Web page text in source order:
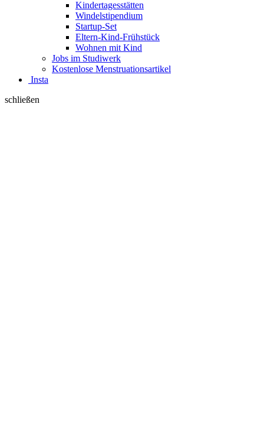
Kindertagesstätten
Windelstipendium
Startup-Set
Eltern-Kind-Frühstück
Wohnen mit Kind
Jobs im Studiwerk
Kostenlose Menstruationsartikel
Insta
schließen